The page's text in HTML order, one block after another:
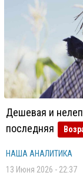
Дешевая и
последняя
НАША АНАЛИТИКА
13 Июня 2026 - 22:37